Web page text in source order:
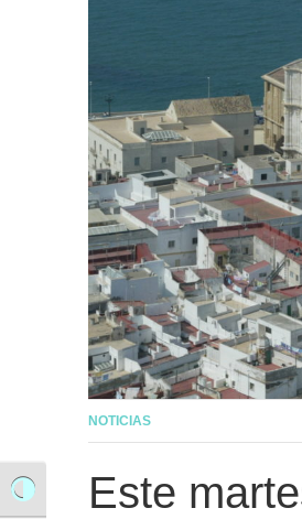
Alternar alto contraste
NOTICIAS
Este